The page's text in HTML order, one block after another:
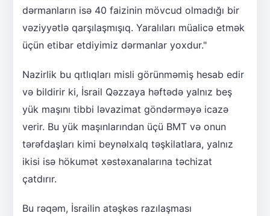
dərmanların isə 40 faizinin mövcud olmadığı bir
vəziyyətlə qarşılaşmışıq. Yaralıları müalicə etmək
üçün etibar etdiyimiz dərmanlar yoxdur."
Nazirlik bu qıtlıqları misli görünməmiş hesab edir
və bildirir ki, İsrail Qəzzaya həftədə yalnız beş
yük maşını tibbi ləvazimat göndərməyə icazə
verir. Bu yük maşınlarından üçü BMT və onun
tərəfdaşları kimi beynəlxalq təşkilatlara, yalnız
ikisi isə hökumət xəstəxanalarına təchizat
çatdırır.
Bu rəqəm, İsrailin atəşkəs razılaşması